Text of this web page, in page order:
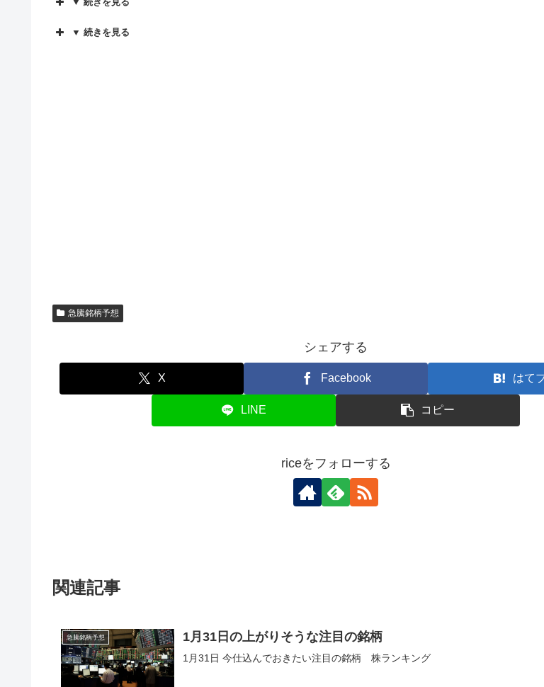
▼ 続きを見る
急騰銘柄予想
シェアする
X Facebook はて
LINE コピー
riceをフォローする
関連記事
急騰銘柄予想 1月31日の上がりそうな注目の銘柄
1月31日 今仕込んでおきたい注目の銘柄 株ランキング